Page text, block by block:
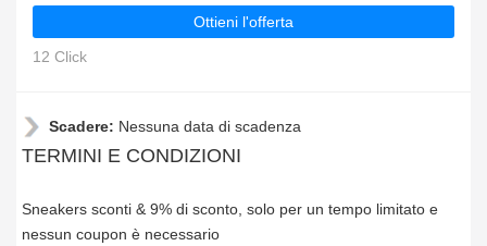
Ottieni l'offerta
12 Click
Scadere: Nessuna data di scadenza
TERMINI E CONDIZIONI
Sneakers sconti & 9% di sconto, solo per un tempo limitato e
nessun coupon è necessario